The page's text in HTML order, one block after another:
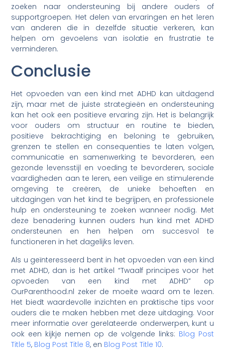
zoeken naar ondersteuning bij andere ouders of
supportgroepen. Het delen van ervaringen en het leren
van anderen die in dezelfde situatie verkeren, kan
helpen om gevoelens van isolatie en frustratie te
verminderen.
Conclusie
Het opvoeden van een kind met ADHD kan uitdagend
zijn, maar met de juiste strategieën en ondersteuning
kan het ook een positieve ervaring zijn. Het is belangrijk
voor ouders om structuur en routine te bieden,
positieve bekrachtiging en beloning te gebruiken,
grenzen te stellen en consequenties te laten volgen,
communicatie en samenwerking te bevorderen, een
gezonde levensstijl en voeding te bevorderen, sociale
vaardigheden aan te leren, een veilige en stimulerende
omgeving te creëren, de unieke behoeften en
uitdagingen van het kind te begrijpen, en professionele
hulp en ondersteuning te zoeken wanneer nodig. Met
deze benadering kunnen ouders hun kind met ADHD
ondersteunen en hen helpen om succesvol te
functioneren in het dagelijks leven.
Als u geïnteresseerd bent in het opvoeden van een kind
met ADHD, dan is het artikel “Twaalf principes voor het
opvoeden van een kind met ADHD” op
OurParenthood.nl zeker de moeite waard om te lezen.
Het biedt waardevolle inzichten en praktische tips voor
ouders die te maken hebben met deze uitdaging. Voor
meer informatie over gerelateerde onderwerpen, kunt u
ook een kijkje nemen op de volgende links: Blog Post
Title 5, Blog Post Title 8, en Blog Post Title 10.